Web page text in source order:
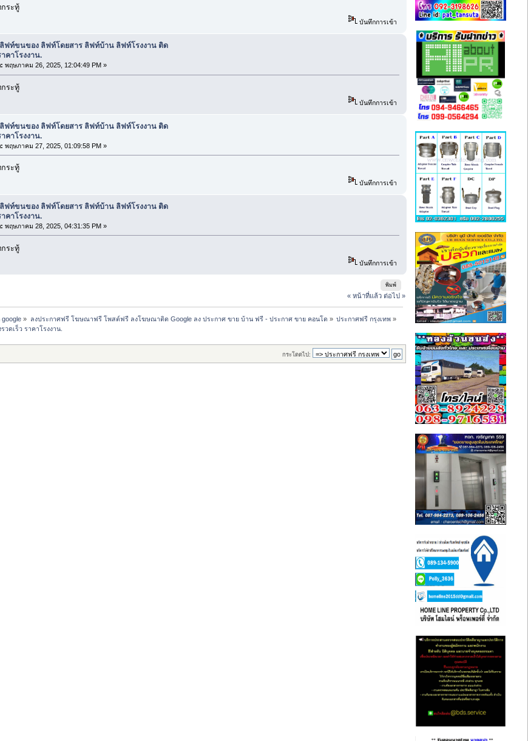
ระทู้
บันทึกการเข้า
ฟท์ขนของ ลิฟท์โดยสาร ลิฟท์บ้าน ลิฟท์โรงงาน ติด
าคาโรงงาน.
พฤษภาคม 26, 2025, 12:04:49 PM »
ระทู้
บันทึกการเข้า
ฟท์ขนของ ลิฟท์โดยสาร ลิฟท์บ้าน ลิฟท์โรงงาน ติด
าคาโรงงาน.
พฤษภาคม 27, 2025, 01:09:58 PM »
ระทู้
บันทึกการเข้า
ฟท์ขนของ ลิฟท์โดยสาร ลิฟท์บ้าน ลิฟท์โรงงาน ติด
าคาโรงงาน.
พฤษภาคม 28, 2025, 04:31:35 PM »
ระทู้
บันทึกการเข้า
พิมพ์
« หน้าที่แล้ว ต่อไป »
» ลงประกาศฟรี โฆษณาฟรี โพสต์ฟรี ลงโฆษณาติด Google ลง ประกาศ ขาย บ้าน ฟรี - ประกาศ ขาย คอนโด » ประกาศฟรี กรุงเทพ»
ดเร็ว ราคาโรงงาน.
กระโดดไป: